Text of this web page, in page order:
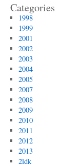
Categories
1998
1999
2001
2002
2003
2004
2005
2007
2008
2009
2010
2011
2012
2013
2ldk